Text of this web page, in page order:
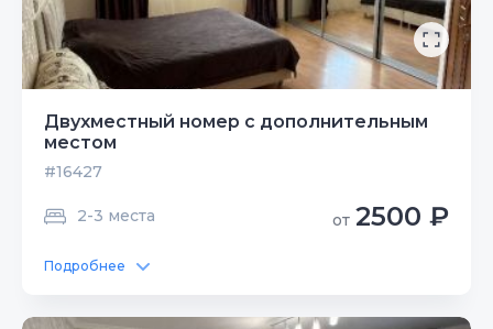
Двухместный номер с дополнительным
местом
#16427
2-3 места от 2500 ₽
Подробнее